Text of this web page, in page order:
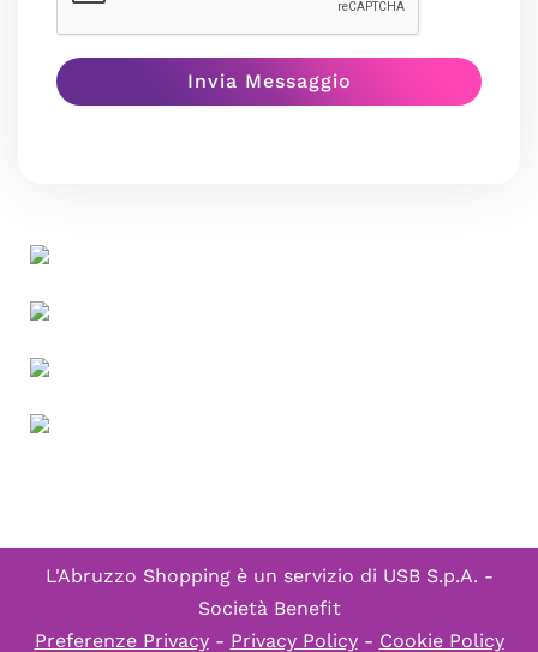
L'Abruzzo Shopping è un servizio di USB S.p.A. -
Società Benefit
Preferenze Privacy- Privacy Policy- Cookie Policy